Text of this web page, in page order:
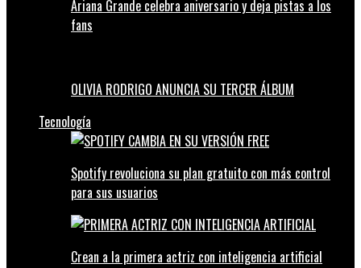
Ariana Grande celebra aniversario y deja pistas a los
fans
OLIVIA RODRIGO ANUNCIA SU TERCER ÁLBUM
Tecnología
Spotify revoluciona su plan gratuito con más control
para sus usuarios
Crean a la primera actriz con inteligencia artificial